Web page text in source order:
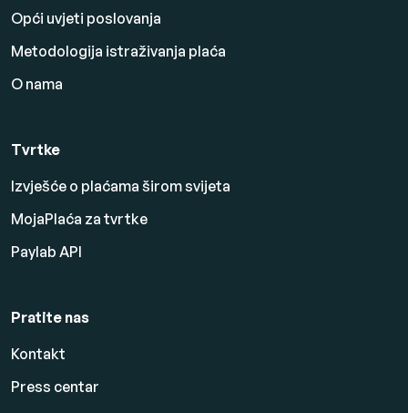
Opći uvjeti poslovanja
Metodologija istraživanja plaća
O nama
Tvrtke
Izvješće o plaćama širom svijeta
MojaPlaća za tvrtke
Paylab API
Pratite nas
Kontakt
Press centar